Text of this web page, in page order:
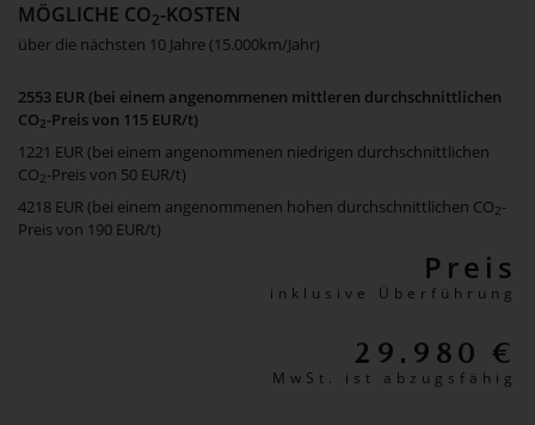
MÖGLICHE CO2-KOSTEN
über die nächsten 10 Jahre (15.000km/Jahr)
2553 EUR (bei einem angenommenen mittleren durchschnittlichen
CO2-Preis von 115 EUR/t)
1221 EUR (bei einem angenommenen niedrigen durchschnittlichen
CO2-Preis von 50 EUR/t)
4218 EUR (bei einem angenommenen hohen durchschnittlichen CO2-
Preis von 190 EUR/t)
Preis
inklusive Überführung
29.980 €
MwSt. ist abzugsfähig